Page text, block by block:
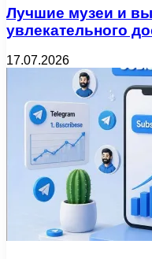
Лучшие музеи и
увлекательного
17.07.2026